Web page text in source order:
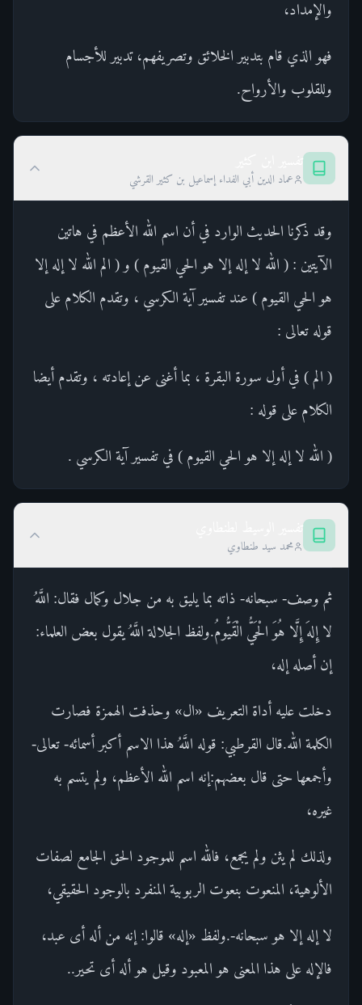
والإمداد،
فهو الذي قام بتدبير الخلائق وتصريفهم، تدبير للأجسام
وللقلوب والأرواح.
عماد الدين أبي الفداء إسماعيل بن كثير القرشي
وقد ذكرنا الحديث الوارد في أن اسم الله الأعظم في هاتين
الآيتين : ( الله لا إله إلا هو الحي القيوم ) و ( الم الله لا إله إلا
هو الحي القيوم ) عند تفسير آية الكرسي ، وتقدم الكلام على
قوله تعالى :
( الم ) في أول سورة البقرة ، بما أغنى عن إعادته ، وتقدم أيضا
الكلام على قوله :
( الله لا إله إلا هو الحي القيوم ) في تفسير آية الكرسي .
محمد سيد طنطاوي
ثم وصف- سبحانه- ذاته بما يليق به من جلال وكمال فقال: اللَّهُ
لا إِلهَ إِلَّا هُوَ الْحَيُّ الْقَيُّومُ.ولفظ الجلالة اللَّهُ يقول بعض العلماء:
إن أصله إله،
دخلت عليه أداة التعريف «ال» وحذفت الهمزة فصارت
الكلمة الله.قال القرطبي: قوله اللَّهُ هذا الاسم أكبر أسمائه- تعالى-
وأجمعها حتى قال بعضهم:إنه اسم الله الأعظم، ولم يتسم به
غيره،
ولذلك لم يثن ولم يجمع، فالله اسم للموجود الحق الجامع لصفات
الألوهية، المنعوت بنعوت الربوبية المنفرد بالوجود الحقيقي،
لا إله إلا هو سبحانه-.ولفظ «إله» قالوا: إنه من أله أى عبد،
فالإله على هذا المعنى هو المعبود وقيل هو أله أى تحير..